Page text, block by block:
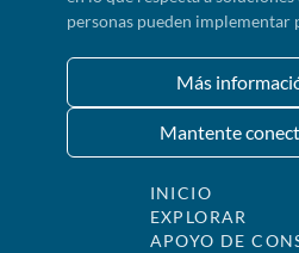
personas pueden implementar
Más
Mantente
INICIO
EXPLORAR
APOYO DE